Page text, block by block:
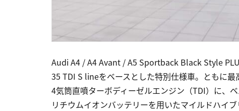
Audi A4 / A4 Avant / A5 Sportback Black Style
35 TDI S lineをベースとした特別仕様車。ともに
4気筒直噴ターボディーゼルエンジン（TDI）に、
リチウムイオンバッテリーを用いたマイルドハイ